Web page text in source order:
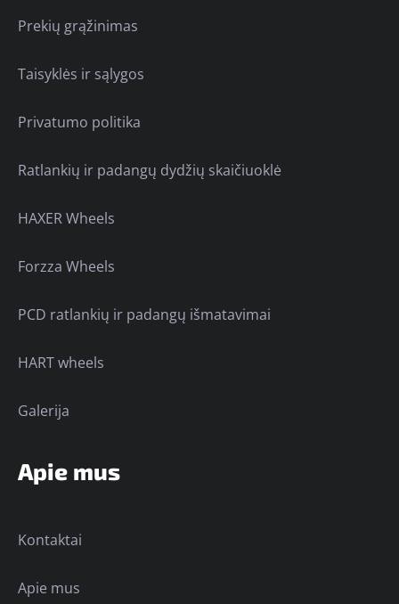
Prekių grąžinimas
Taisyklės ir sąlygos
Privatumo politika
Ratlankių ir padangų dydžių skaičiuoklė
HAXER Wheels
Forzza Wheels
PCD ratlankių ir padangų išmatavimai
HART wheels
Galerija
Apie mus
Kontaktai
Apie mus